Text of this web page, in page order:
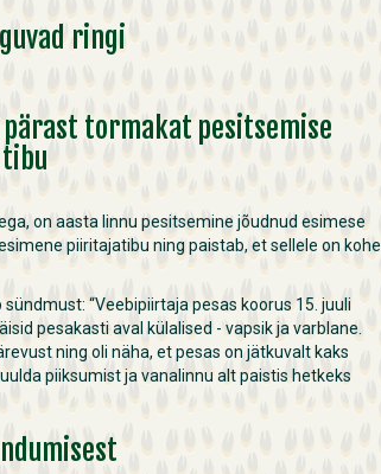
ringi
tormakat pesitsemise
on aasta linnu pesitsemine jõudnud esimese
piiritajatibu ning paistab, et sellele on kohe
“Veebipiirtaja pesas koorus 15. juuli
pesakasti aval külalised - vapsik ja varblane.
ning oli näha, et pesas on jätkuvalt kaks
piiksumist ja vanalinnu alt paistis hetkeks